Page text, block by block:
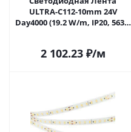
ULTRA-C112-10mm 24V
Day4000 (19.2 W/m, IP20, 5630,
2 102.23₽/м